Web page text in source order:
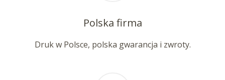
Polska firma
Druk w Polsce, polska gwarancja i zwroty.